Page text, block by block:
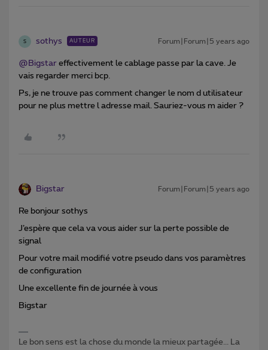
S sothys AUTEUR Forum|Forum|5 years ago
@Bigstar effectivement le cablage passe par la cave. Je
vais regarder merci bcp.
Ps, je ne trouve pas comment changer le nom d utilisateur
pour ne plus mettre l adresse mail. Sauriez-vous m aider ?
Bigstar Forum|Forum|5 years ago
Re bonjour sothys
J’espère que cela va vous aider sur la perte possible de
signal
Pour votre mail modifié votre pseudo dans vos paramètres
de configuration
Une excellente fin de journée à vous
Bigstar
Le bon sens est la chose du monde la mieux partagée... La